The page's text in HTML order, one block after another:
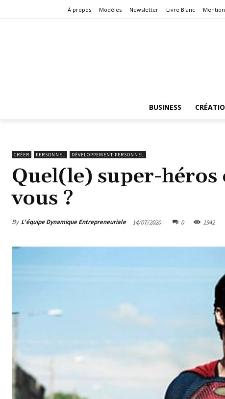
À propos Modèles Newsletter Livre Blanc
BUSINESS
CRÉER PERSONNEL DÉVELOPPEMENT PERSONNEL
Quel(le) super-
vous ?
By L'équipe Dynamique Entrepreneuriale 14/07/2020 0 1942